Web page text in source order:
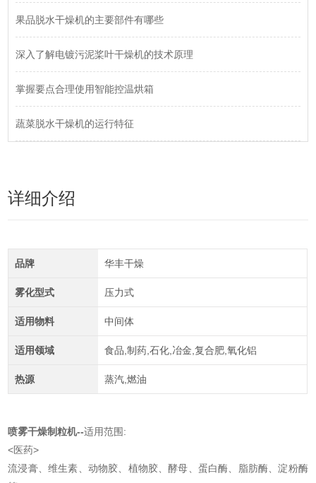
果品脱水干燥机的主要部件有哪些
深入了解电镀污泥桨叶干燥机的技术原理
掌握要点合理使用智能控温烘箱
蔬菜脱水干燥机的运行特征
详细介绍
品牌 华丰干燥
雾化型式 压力式
适用物料 中间体
适用领域 食品,制药,石化,冶金,复合肥,氧化铝
热源 蒸汽,燃油
喷雾干燥制粒机--适用范围:
<医药>
流浸膏、维生素、动物胶、植物胶、酵母、蛋白酶、脂肪酶、淀粉酶